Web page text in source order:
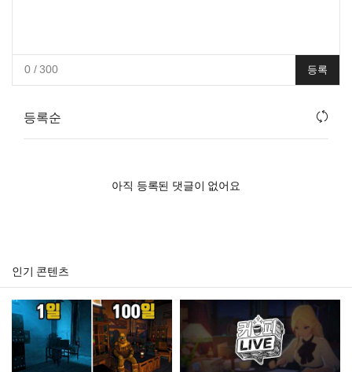
0/ 300 등록
등록순
아직 등록된 댓글이 없어요
인기 콘텐츠